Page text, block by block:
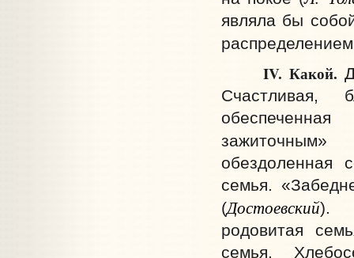
являла бы
IV. Какой.
Счастливая,
зажиточным»
обездоленная
семья.
(Достоевский).
родовитая
семья.